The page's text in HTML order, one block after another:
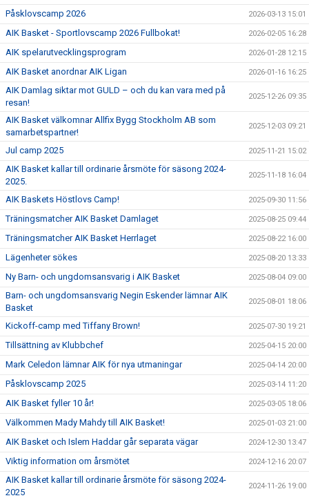
Påsklovscamp 2026 2026-03-13 15:01
AIK Basket - Sportlovscamp 2026 Fullbokat! 2026-02-05 16:28
AIK spelarutvecklingsprogram 2026-01-28 12:15
AIK Basket anordnar AIK Ligan 2026-01-16 16:25
AIK Damlag siktar mot GULD – och du kan vara med på
resan!
2025-12-26 09:35
AIK Basket välkomnar Allfix Bygg Stockholm AB som
samarbetspartner!
2025-12-03 09:21
Jul camp 2025 2025-11-21 15:02
AIK Basket kallar till ordinarie årsmöte för säsong 2024-
2025.
2025-11-18 16:04
AIK Baskets Höstlovs Camp! 2025-09-30 11:56
Träningsmatcher AIK Basket Damlaget 2025-08-25 09:44
Träningsmatcher AIK Basket Herrlaget 2025-08-22 16:00
Lägenheter sökes 2025-08-20 13:33
Ny Barn- och ungdomsansvarig i AIK Basket 2025-08-04 09:00
Barn- och ungdomsansvarig Negin Eskender lämnar AIK
Basket
2025-08-01 18:06
Kickoff-camp med Tiffany Brown! 2025-07-30 19:21
Tillsättning av Klubbchef 2025-04-15 20:00
Mark Celedon lämnar AIK för nya utmaningar 2025-04-14 20:00
Påsklovscamp 2025 2025-03-14 11:20
AIK Basket fyller 10 år! 2025-03-05 18:06
Välkommen Mady Mahdy till AIK Basket! 2025-01-03 21:00
AIK Basket och Islem Haddar går separata vägar 2024-12-30 13:47
Viktig information om årsmötet 2024-12-16 20:07
AIK Basket kallar till ordinarie årsmöte för säsong 2024-
2025
2024-11-26 19:00